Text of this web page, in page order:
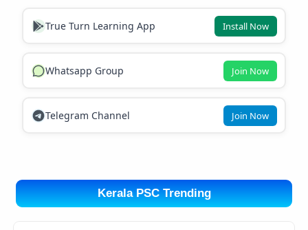
True Turn Learning App Install Now
Whatsapp Group Join Now
Telegram Channel Join Now
Kerala PSC Trending